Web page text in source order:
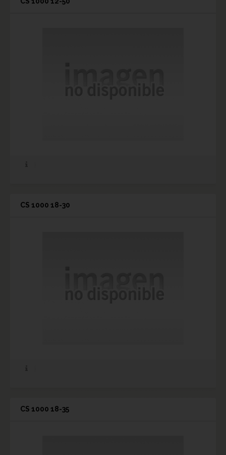
CS 1000 18-30
CS 1000 18-35